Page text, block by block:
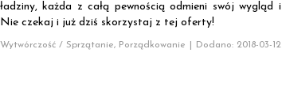
każda z całą pewnością odmieni swój wygląd i
czekaj i już dziś skorzystaj z tej oferty!
/ Sprzątanie, Porządkowanie Dodano: 2018-03-12